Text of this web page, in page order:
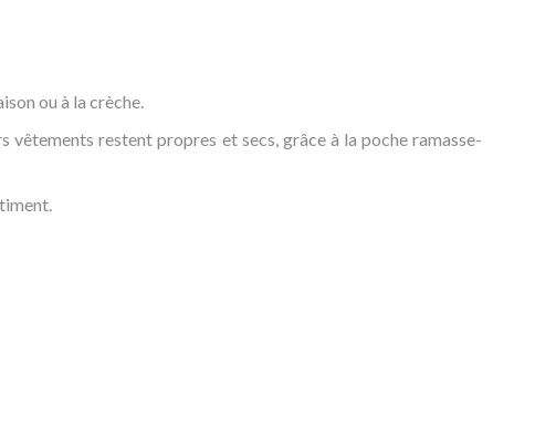
ou à la crèche.
vêtements restent propres et secs, grâce à la poche ramasse-